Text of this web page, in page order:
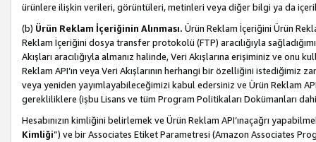
ürünlere ilişkin verileri, görüntüleri, metinleri veya diğer bilgi ya da
(b) Ürün Reklam İçeriğinin Alınması. Ürün Reklam İçeriğini Ürün
Reklam İçeriğini dosya transfer protokolü (FTP) aracılığıyla
Akışları aracılığıyla almanız halinde, Veri Akışlarına erişiminiz ve onu
Reklam API’ın veya Veri Akışlarının herhangi bir özelliğini
veya yeniden yayımlayabileceğimizi kabul edersiniz ve Ürün Reklam
gerekliliklere (işbu Lisans ve tüm Program Politikaları Dokümanları
Hesabınızın kimliğini belirlemek ve Ürün Reklam API’ınaçağrı
Kimliği”) ve bir Associates Etiket Parametresi (Amazon Associates